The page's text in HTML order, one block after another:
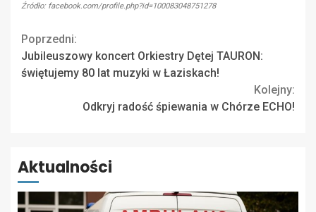
Źródło: facebook.com/profile.php?id=100083048751278
Continue
Reading
Poprzedni:
Jubileuszowy koncert Orkiestry Dętej TAURON:
świętujemy 80 lat muzyki w Łaziskach!
Kolejny:
Odkryj radość śpiewania w Chórze ECHO!
Aktualności